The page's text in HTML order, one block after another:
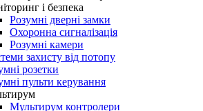
і безпека
Розумні дверні замки
Охоронна сигналізація
Розумні камери
захисту від потопу
розетки
пульти керування
Мультирум контролери